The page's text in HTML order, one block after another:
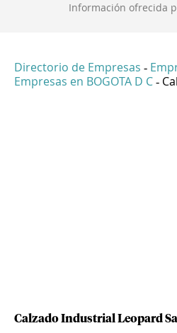
Información ofrecida
Directorio de Empresas -
Empresas en BOGOTA D C -
Calzado Industrial Leopard